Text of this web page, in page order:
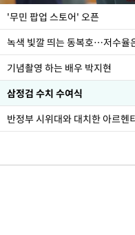
'무민 팝업 스토어' 오픈
녹색 빛깔 띄는 동복호…저수율
기념촬영 하는 배우 박지현
삼정검 수치 수여식
반정부 시위대와 대치한 아르헨